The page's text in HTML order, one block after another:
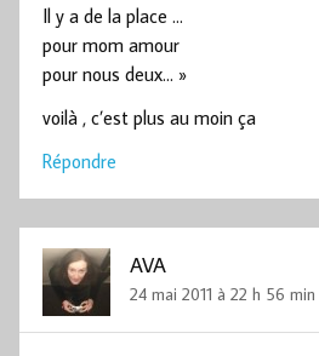
Il y a de la place …
pour mom amour
pour nous deux… »
voilà , c’est plus au moin ça
Répondre
AVA
24 mai 2011 à 22 h 56 min